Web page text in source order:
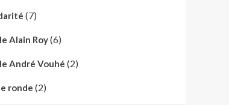
(7)
Alain Roy(6)
André Vouhé (2)
ronde (2)